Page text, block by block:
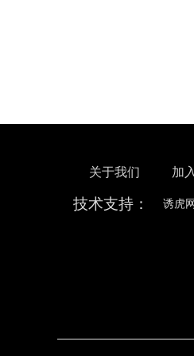
关于我们 加
技术支持： 诱虎